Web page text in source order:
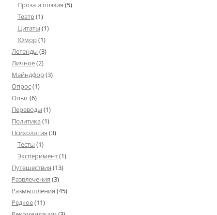
Проза и поэзия (5)
Театр(1)
Цитаты (1)
Юмор(1)
Легенды (3)
Личное(2)
Майндфор(3)
Опрос(1)
Опыт(6)
Переводы (1)
Политика (1)
Психология (3)
Тесты (1)
Эксперимент(1)
Путешествия (13)
Развлечения (3)
Размышления (45)
Редкое(11)